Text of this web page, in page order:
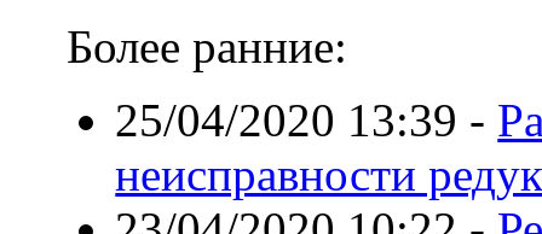
Более ранние:
25/04/2020 13:39 -
неисправности